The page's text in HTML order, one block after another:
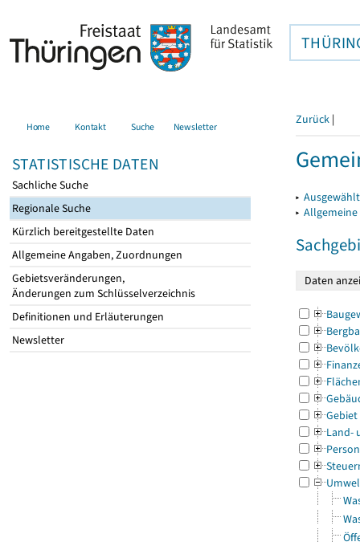
Home Kontakt Suche Newsletter
STATISTISCHE DATEN
Sachliche Suche
Regionale Suche
Kürzlich bereitgestellte Daten
Allgemeine Angaben, Zuordnungen
Gebietsveränderungen,
Änderungen zum Schlüsselverzeichnis
Definitionen und Erläuterungen
Newsletter
Zurück |
▸
▸
Gebiet
Land-